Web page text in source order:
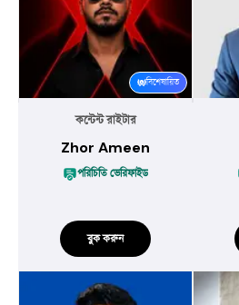
বিশেষায়িত
কন্টেন্ট রাইটার
Zhor Ameen
পরিচিতি ভেরিফাইড
বুক করুন